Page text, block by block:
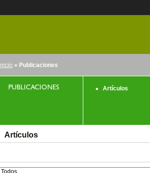
Inicio » Publicaciones
PUBLICACIONES Artículos
Artículos